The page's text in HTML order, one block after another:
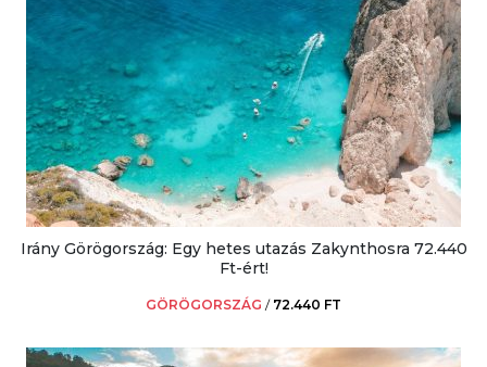
Irány Görögország: Egy hetes utazás Zakynthosra 72.440
Ft-ért!
GÖRÖGORSZÁG / 72.440 FT